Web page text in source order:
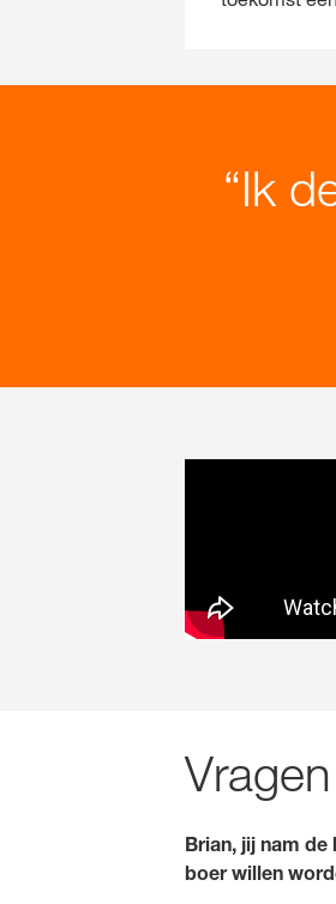
Ik
Vragen
Brian, jij nam de
boer willen